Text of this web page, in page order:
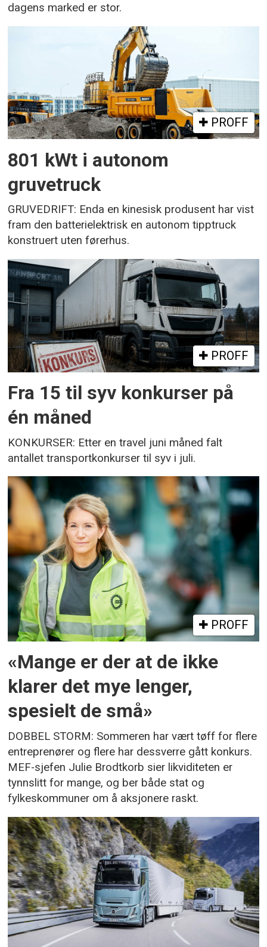
dagens marked er stor.
PROFF
801 kWt i autonom
gruvetruck
GRUVEDRIFT: Enda en kinesisk produsent har vist
fram den batterielektrisk en autonom tipptruck
konstruert uten førerhus.
PROFF
Fra 15 til syv konkurser på
én måned
KONKURSER: Etter en travel juni måned falt
antallet transportkonkurser til syv i juli.
PROFF
«Mange er der at de ikke
klarer det mye lenger,
spesielt de små»
DOBBEL STORM: Sommeren har vært tøff for flere
entreprenører og flere har dessverre gått konkurs.
MEF-sjefen Julie Brodtkorb sier likviditeten er
tynnslitt for mange, og ber både stat og
fylkeskommuner om å aksjonere raskt.